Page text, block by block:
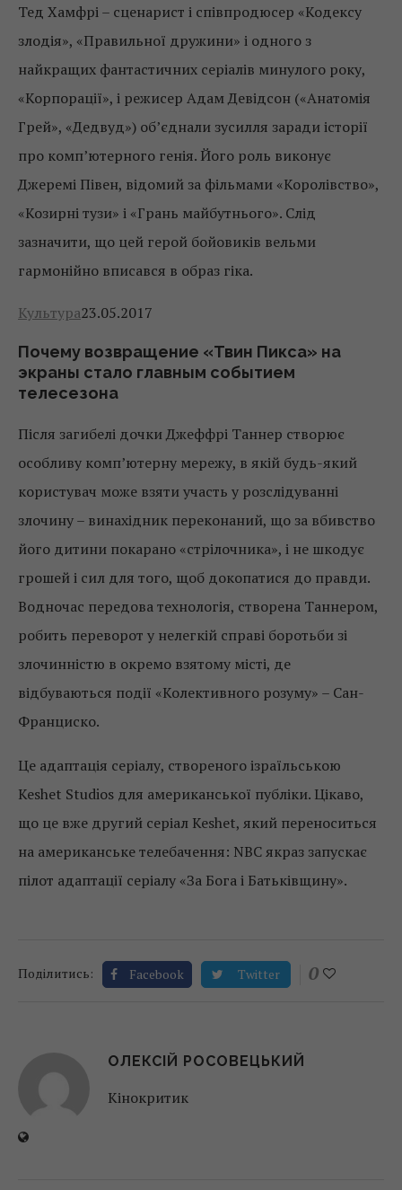
Тед Хамфрі – сценарист і співпродюсер «Кодексу
злодія», «Правильної дружини» і одного з
найкращих фантастичних серіалів минулого року,
«Корпорації», і режисер Адам Девідсон («Анатомія
Грей», «Дедвуд») об’єднали зусилля заради історії
про комп’ютерного генія. Його роль виконує
Джеремі Півен, відомий за фільмами «Королівство»,
«Козирні тузи» і «Грань майбутнього». Слід
зазначити, що цей герой бойовиків вельми
гармонійно вписався в образ гіка.
Культура23.05.2017
Почему возвращение «Твин Пикса» на
экраны стало главным событием
телесезона
Після загибелі дочки Джеффрі Таннер створює
особливу комп’ютерну мережу, в якій будь-який
користувач може взяти участь у розслідуванні
злочину – винахідник переконаний, що за вбивство
його дитини покарано «стрілочника», і не шкодує
грошей і сил для того, щоб докопатися до правди.
Водночас передова технологія, створена Таннером,
робить переворот у нелегкій справі боротьби зі
злочинністю в окремо взятому місті, де
відбуваються події «Колективного розуму» – Сан-
Франциско.
Це адаптація серіалу, створеного ізраїльською
Keshet Studios для американської публіки. Цікаво,
що це вже другий серіал Keshet, який переноситься
на американське телебачення: NBC якраз запускає
пілот адаптації серіалу «За Бога і Батьківщину».
Поділитись: Facebook Twitter 0
ОЛЕКСІЙ РОСОВЕЦЬКИЙ
Кінокритик